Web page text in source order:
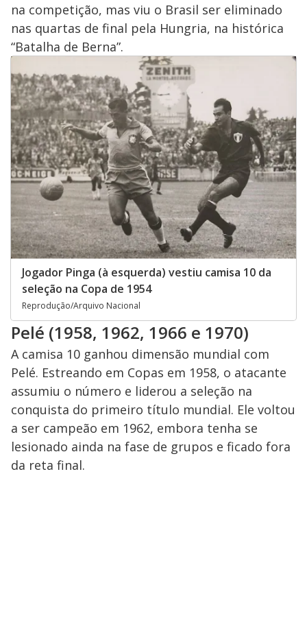
na competição, mas viu o Brasil ser eliminado
nas quartas de final pela Hungria, na histórica
“Batalha de Berna”.
Jogador Pinga (à esquerda) vestiu camisa 10 da
seleção na Copa de 1954
Reprodução/Arquivo Nacional
Pelé (1958, 1962, 1966 e 1970)
A camisa 10 ganhou dimensão mundial com
Pelé. Estreando em Copas em 1958, o atacante
assumiu o número e liderou a seleção na
conquista do primeiro título mundial. Ele voltou
a ser campeão em 1962, embora tenha se
lesionado ainda na fase de grupos e ficado fora
da reta final.